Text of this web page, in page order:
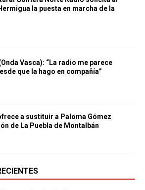
la puesta en marcha de la
Vasca): “La radio me parece
que la hago en compañía”
a sustituir a Paloma Gómez
de La Puebla de Montalbán